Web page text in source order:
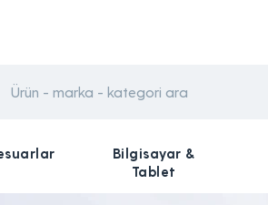
Bilgisayar &
Tablet